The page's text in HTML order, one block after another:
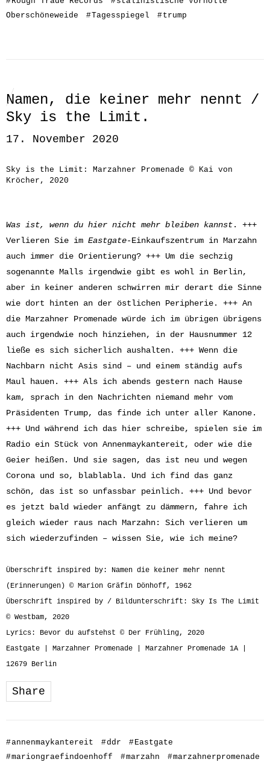
Oberschöneweide
#Tagesspiegel #trump
Namen, die keiner mehr nennt /
Sky is the Limit.
17. November 2020
Sky is the Limit: Marzahner Promenade © Kai von
Kröcher, 2020
Was ist, wenn du hier nicht mehr bleiben kannst. +++
Verlieren Sie im Eastgate-Einkaufszentrum in Marzahn
auch immer die Orientierung? +++ Um die sechzig
sogenannte Malls irgendwie gibt es wohl in Berlin,
aber in keiner anderen schwirren mir derart die Sinne
wie dort hinten an der östlichen Peripherie. +++ An
die Marzahner Promenade würde ich im übrigen übrigens
auch irgendwie noch hinziehen, in der Hausnummer 12
ließe es sich sicherlich aushalten. +++ Wenn die
Nachbarn nicht Asis sind – und einem ständig aufs
Maul hauen. +++ Als ich abends gestern nach Hause
kam, sprach in den Nachrichten niemand mehr vom
Präsidenten Trump, das finde ich unter aller Kanone.
+++ Und während ich das hier schreibe, spielen sie im
Radio ein Stück von Annenmaykantereit, oder wie die
Geier heißen. Und sie sagen, das ist neu und wegen
Corona und so, blablabla. Und ich find das ganz
schön, das ist so unfassbar peinlich. +++ Und bevor
es jetzt bald wieder anfängt zu dämmern, fahre ich
gleich wieder raus nach Marzahn: Sich verlieren um
sich wiederzufinden – wissen Sie, wie ich meine?
Überschrift inspired by: Namen die keiner mehr nennt
(Erinnerungen) © Marion Gräfin Dönhoff, 1962
Überschrift inspired by / Bildunterschrift: Sky Is The Limit
© Westbam, 2020
Lyrics: Bevor du aufstehst © Der Frühling, 2020
Eastgate | Marzahner Promenade | Marzahner Promenade 1A |
12679 Berlin
Share
#annenmaykantereit #ddr #Eastgate
#mariongraefindoenhoff #marzahn #marzahnerpromenade